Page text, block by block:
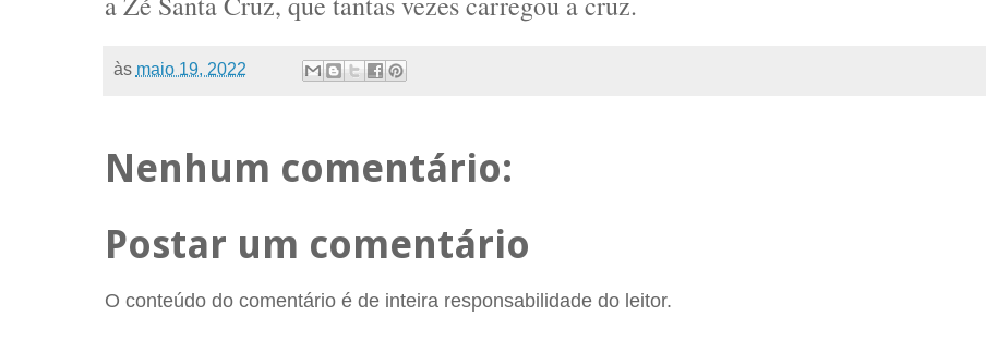
às maio 19, 2022
Nenhum comentário:
Postar um comentário
O conteúdo do comentário é de inteira responsabilidade do leitor.